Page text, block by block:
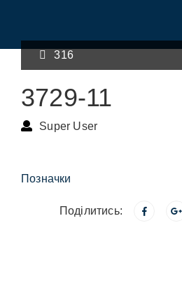
316
3729-11
Super User
Позначки
Поділитись: